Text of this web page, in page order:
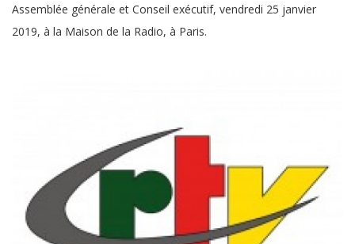
Assemblée générale et Conseil exécutif, vendredi 25 janvier
2019, à la Maison de la Radio, à Paris.